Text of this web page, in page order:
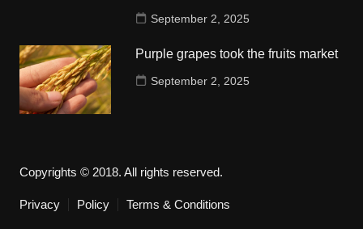
September 2, 2025
Purple grapes took the fruits market
September 2, 2025
Copyrights © 2018. All rights reserved.
Privacy Policy Terms & Conditions